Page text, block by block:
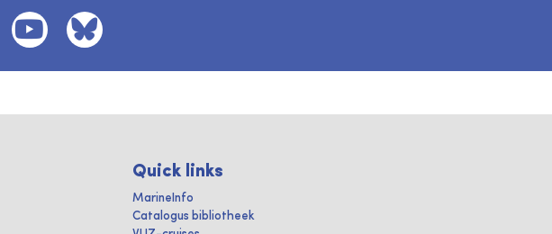
Quick links
MarineInfo
Catalogus bibliotheek